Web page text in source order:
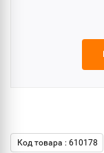
Код товара : 610178